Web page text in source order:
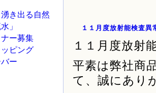
１１月度放射能検査異
１１月度放射
平素は弊社商
て、誠にあり